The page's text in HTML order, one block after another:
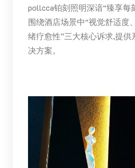
pollcca铂刻照明深谙“臻享每
围绕酒店场景中“视觉舒适度
绪疗愈性”三大核心诉求,提
决方案。